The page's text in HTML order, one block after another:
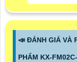
📣 ĐÁNH GIÁ VÀ
PHẨM KX-